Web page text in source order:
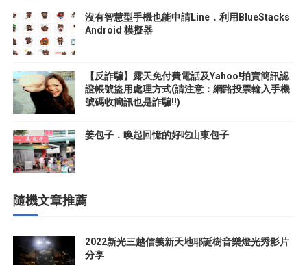
沒有智慧型手機也能申請Line．利用BlueStacks
Android 模擬器
【反詐騙】露天免付費電話及Yahoo!拍賣簡訊認
證帳號盜用處理方式(請注意：網路投票輸入手機
號碼收簡訊也是詐騙!!)
姜包子．喚起回憶的好吃山東包子
隨機文章推薦
2022新光三越信義新天地耶誕樹音樂燈光秀影片
分享